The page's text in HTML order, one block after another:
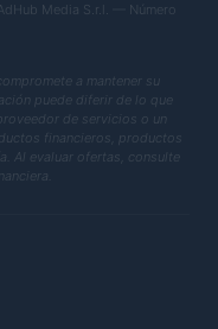
Media S.r.l. — Número
a mantener su
puede diferir de lo que
de servicios o un
financieros, productos
Al evaluar ofertas, consulte